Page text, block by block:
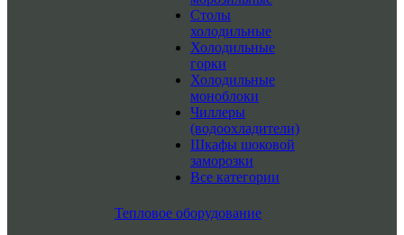
Столы
холодильные
Холодильные
горки
Холодильные
моноблоки
Чиллеры
(водоохладители)
Шкафы шоковой
заморозки
Все категории
Тепловое оборудование